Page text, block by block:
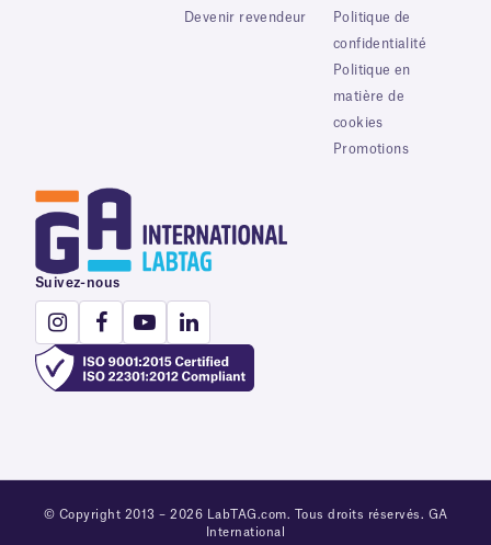
Devenir revendeur
Politique de
confidentialité
Politique en
matière de
cookies
Promotions
Suivez-nous
© Copyright 2013 – 2026 LabTAG.com. Tous droits réservés. GA
International